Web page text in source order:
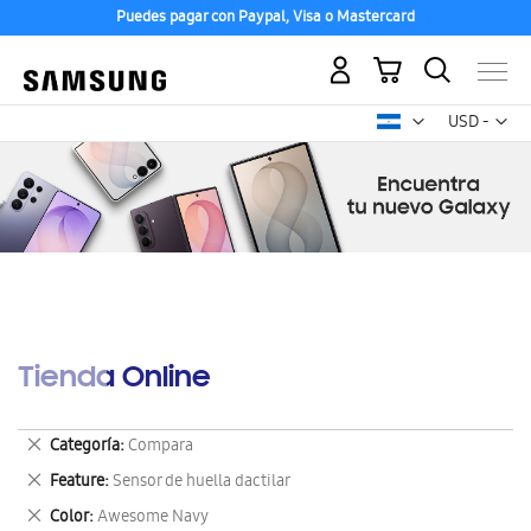
Puedes pagar con Paypal, Visa o Mastercard
USD -
dólar
Mi carrito
Tienda Online
Categoría Compara
Eliminar
este
artículo
Feature Sensor de huella dactilar
Eliminar
este
Color Awesome Navy
Eliminar